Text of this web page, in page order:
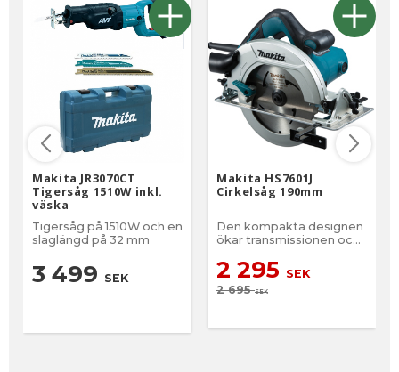
Makita JR3070CT
Tigersåg 1510W inkl.
väska
Tigersåg på 1510W och en
slaglängd på 32 mm
3 499 SEK
Makita HS7601J
Cirkelsåg 190mm
Den kompakta designen
ökar transmissionen och
för bekväm arbetsmiljö.
Levereras med MAKPAC.
2 295 SEK
2 695SEK